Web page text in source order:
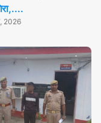
2026